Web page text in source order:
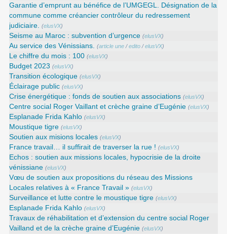
Garantie d’emprunt au bénéfice de l’UMGEGL. Désignation de la
commune comme créancier contrôleur du redressement
judiciaire. (elusVX)
Seisme au Maroc : subvention d’urgence (elusVX)
Au service des Vénissians. (article une /edito /elusVX)
Le chiffre du mois : 100 (elusVX)
Budget 2023 (elusVX)
Transition écologique (elusVX)
Éclairage public (elusVX)
Crise énergétique : fonds de soutien aux associations (elusVX)
Centre social Roger Vaillant et crèche graine d’Eugénie (elusVX)
Esplanade Frida Kahlo (elusVX)
Moustique tigre (elusVX)
Soutien aux misions locales (elusVX)
France travail… il suffirait de traverser la rue ! (elusVX)
Echos : soutien aux missions locales, hypocrisie de la droite
vénissiane (elusVX)
Vœu de soutien aux propositions du réseau des Missions
Locales relatives à « France Travail » (elusVX)
Surveillance et lutte contre le moustique tigre (elusVX)
Esplanade Frida Kahlo (elusVX)
Travaux de réhabilitation et d’extension du centre social Roger
Vailland et de la crèche graine d’Eugénie (elusVX)